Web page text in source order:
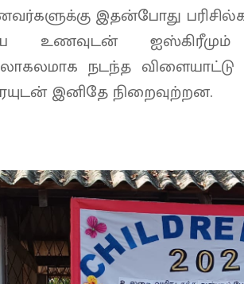
இதன்போது
உணவுடன் ஐஸ்கிரீமும்
நடந்த விளையாட்டு
இனிதே நிறைவுற்றன.